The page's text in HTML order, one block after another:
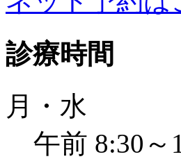
診療時間
月・水
午前 8:30